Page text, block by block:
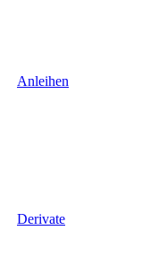
Anleihen
Derivate